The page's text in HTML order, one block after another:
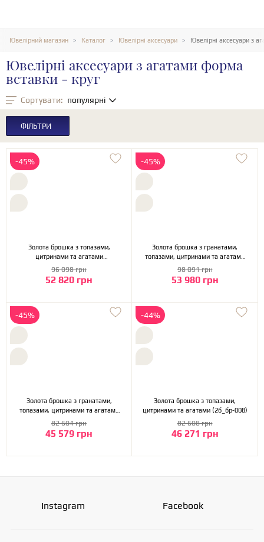
Ювелірний магазин Каталог Ювелірні аксесуари Ювелірні аксесуари з
Ювелірні аксесуари з агатами форма
вставки - круг
Сортувати: популярні
ФІЛЬТРИ
-45%
Золота брошка з топазами,
цитринами та агатами
(11б_бр-008)
52 820 грн
96 098 грн
-45%
Золота брошка з гранатами,
топазами, цитринами та агатами
(11б_бр-008)
53 980 грн
98 091 грн
-45%
Золота брошка з гранатами,
топазами, цитринами та агатами
(10б_бр-008)
45 579 грн
82 604 грн
-44%
Золота брошка з топазами,
цитринами та агатами (2б_бр-008)
46 271 грн
82 608 грн
Instagram Facebook